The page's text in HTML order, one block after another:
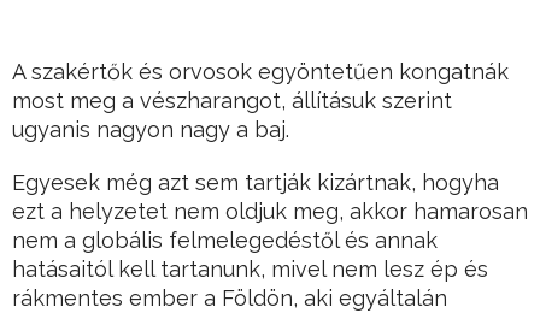
A szakértők és orvosok egyöntetűen kongatnák
most meg a vészharangot, állításuk szerint
ugyanis nagyon nagy a baj.
Egyesek még azt sem tartják kizártnak, hogyha
ezt a helyzetet nem oldjuk meg, akkor hamarosan
nem a globális felmelegedéstől és annak
hatásaitól kell tartanunk, mivel nem lesz ép és
rákmentes ember a Földön, aki egyáltalán